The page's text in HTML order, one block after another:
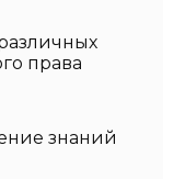
права
знаний